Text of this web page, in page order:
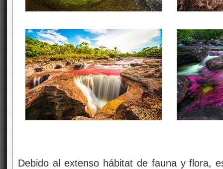
Debido al extenso hábitat de fauna y flora,